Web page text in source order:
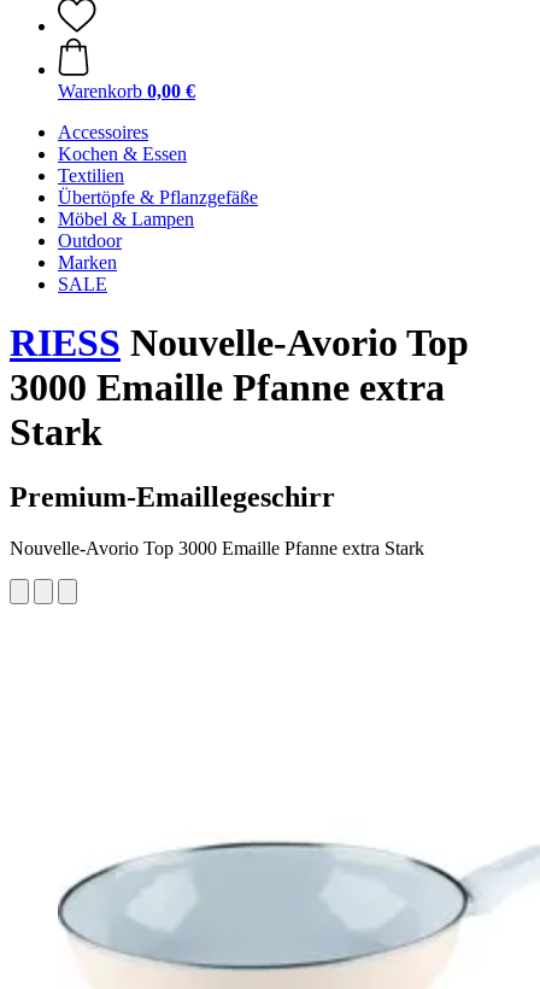
Warenkorb 0,00 €
Accessoires
Kochen & Essen
Textilien
Übertöpfe & Pflanzgefäße
Möbel & Lampen
Outdoor
Marken
SALE
RIESS Nouvelle-Avorio Top
3000 Emaille Pfanne extra
Stark
Premium-Emaillegeschirr
Nouvelle-Avorio Top 3000 Emaille Pfanne extra Stark